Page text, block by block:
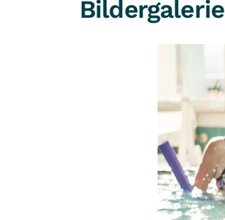
Bildergalerie